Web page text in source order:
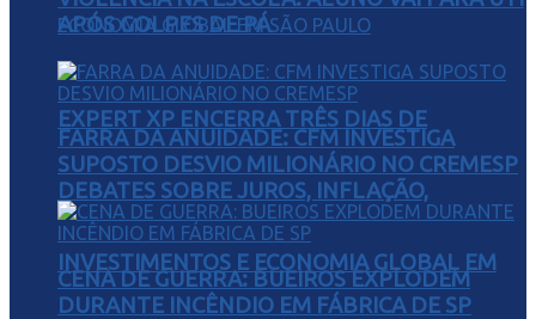
EXPERT XP ENCERRA TRÊS DIAS DE
DEBATES SOBRE JUROS, INFLAÇÃO,
INVESTIMENTOS E ECONOMIA GLOBAL EM
APÓS GOLPES DE PÁ
FARRA DA ANUIDADE: CFM INVESTIGA
SUPOSTO DESVIO MILIONÁRIO NO CREMESP
CENA DE GUERRA: BUEIROS EXPLODEM
DURANTE INCÊNDIO EM FÁBRICA DE SP